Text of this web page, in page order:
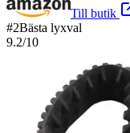
Till butik
#2Bästa lyxval
9.2/10